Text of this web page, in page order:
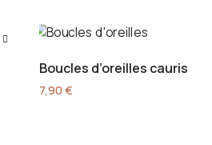
Boucles d’oreilles cauris
7,90€